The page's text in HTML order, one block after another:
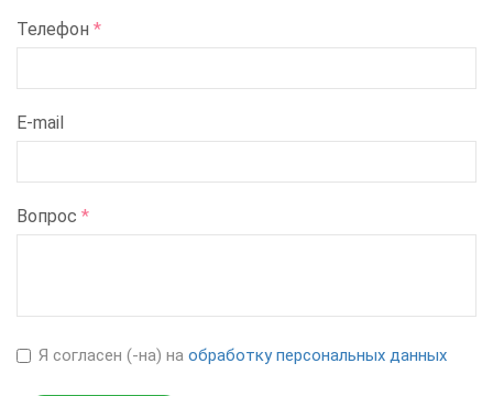
Телефон *
E-mail
Вопрос *
Я согласен (-на) на обработку персональных данных